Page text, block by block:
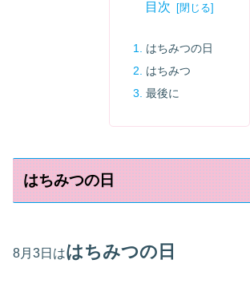
目次
はちみつの日
はちみつ
最後に
はちみつの日
8月3日ははちみつの日